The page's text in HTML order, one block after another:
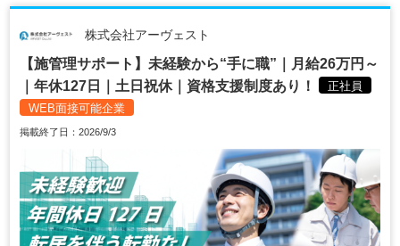
株式会社アーヴェスト
【施管理サポート】未経験から“手に職”｜月給26万円～
｜年休127日｜土日祝休｜資格支援制度あり！
正社員
WEB面接可能企業
掲載終了日：2026/9/3